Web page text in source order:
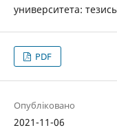
университета:
PDF
Опубліковано
2021-11-06